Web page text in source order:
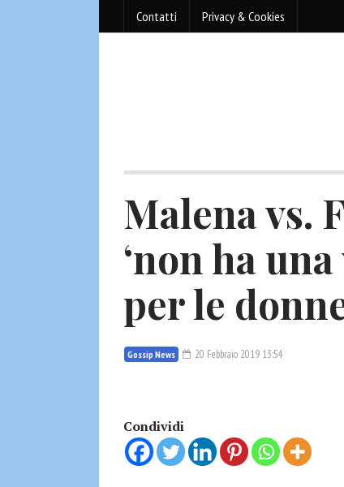
Contatti Privacy & Cookies
Malena vs.
‘non ha
per le
Gossip News 20 Febbraio 2019 13:54
Condividi